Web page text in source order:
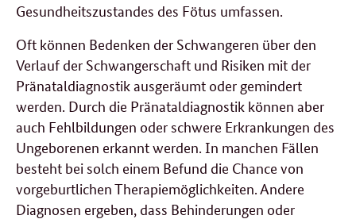
Gesundheitszustandes des Fötus umfassen.
Oft können Bedenken der Schwangeren über den
Verlauf der Schwangerschaft und Risiken mit der
Pränataldiagnostik ausgeräumt oder gemindert
werden. Durch die Pränataldiagnostik können aber
auch Fehlbildungen oder schwere Erkrankungen des
Ungeborenen erkannt werden. In manchen Fällen
besteht bei solch einem Befund die Chance von
vorgeburtlichen Therapiemöglichkeiten. Andere
Diagnosen ergeben, dass Behinderungen oder